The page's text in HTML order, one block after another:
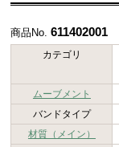
商品No.611402001
カテゴリ
ムーブメント
バンドタイプ
材質（メイン）